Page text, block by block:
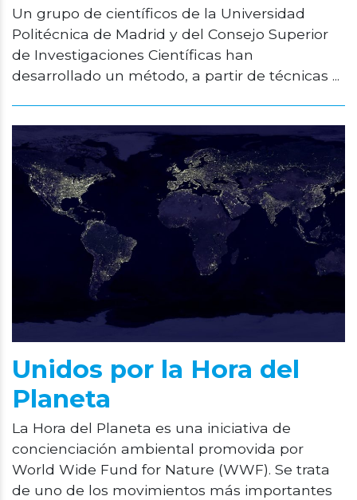
Un grupo de científicos de la Universidad
Politécnica de Madrid y del Consejo Superior
de Investigaciones Científicas han
desarrollado un método, a partir de técnicas ...
Unidos por la Hora del
Planeta
La Hora del Planeta es una iniciativa de
concienciación ambiental promovida por
World Wide Fund for Nature (WWF). Se trata
de uno de los movimientos más importantes